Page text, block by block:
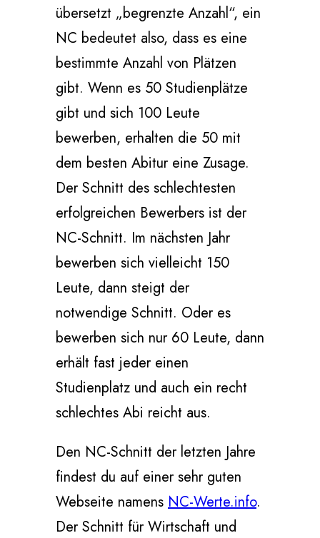
übersetzt „begrenzte Anzahl“, ein
NC bedeutet also, dass es eine
bestimmte Anzahl von Plätzen
gibt. Wenn es 50 Studienplätze
gibt und sich 100 Leute
bewerben, erhalten die 50 mit
dem besten Abitur eine Zusage.
Der Schnitt des schlechtesten
erfolgreichen Bewerbers ist der
NC-Schnitt. Im nächsten Jahr
bewerben sich vielleicht 150
Leute, dann steigt der
notwendige Schnitt. Oder es
bewerben sich nur 60 Leute, dann
erhält fast jeder einen
Studienplatz und auch ein recht
schlechtes Abi reicht aus.
Den NC-Schnitt der letzten Jahre
findest du auf einer sehr guten
Webseite namens NC-Werte.info.
Der Schnitt für Wirtschaft und